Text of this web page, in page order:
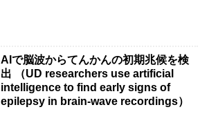
AIで脳波からてんかんの初期兆候を検
出 （UD researchers use artificial
intelligence to find early signs of
epilepsy in brain-wave recordings）